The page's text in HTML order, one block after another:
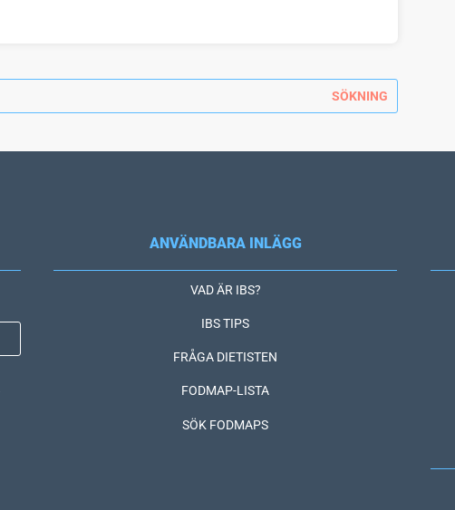
ANVÄNDBARA INLÄGG
VAD ÄR IBS?
IBS TIPS
FRÅGA DIETISTEN
FODMAP-LISTA
SÖK FODMAPS